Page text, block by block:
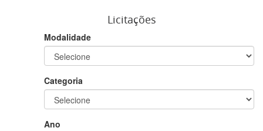
Licitações
Modalidade
Categoria
Ano